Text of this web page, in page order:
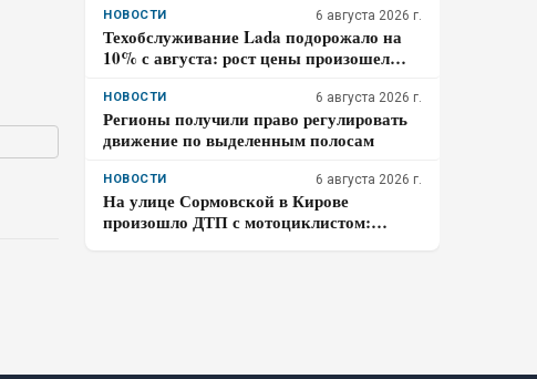
НОВОСТИ 6 августа 2026 г.
Техобслуживание Lada подорожало на
10% с августа: рост цены произошел
НОВОСТИ 6 августа 2026 г.
Регионы получили право регулировать
движение по выделенным полосам
НОВОСТИ 6 августа 2026 г.
На улице Сормовской в Кирове
произошло ДТП с мотоциклистом: